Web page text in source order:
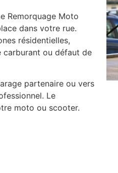
Remorquage Moto
dans votre rue.
résidentielles,
carburant ou défaut de
partenaire ou vers
Le
moto ou scooter.